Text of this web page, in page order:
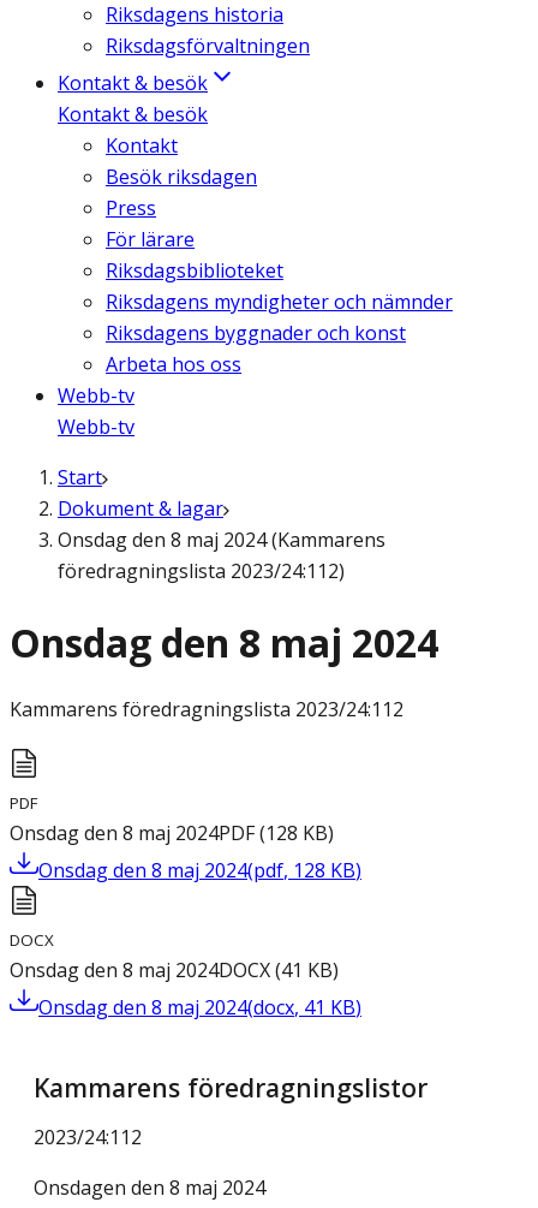
Riksdagens historia
Riksdagsförvaltningen
Kontakt & besök
Kontakt & besök
Kontakt
Besök riksdagen
Press
För lärare
Riksdagsbiblioteket
Riksdagens myndigheter och nämnder
Riksdagens byggnader och konst
Arbeta hos oss
Webb-tv
Webb-tv
Start
Dokument & lagar
Onsdag den 8 maj 2024 (Kammarens
föredragningslista 2023/24:112)
Onsdag den 8 maj 2024
Kammarens föredragningslista 2023/24:112
PDF
Onsdag den 8 maj 2024PDF(128 KB)
Onsdag den 8 maj 2024(pdf, 128 KB)
DOCX
Onsdag den 8 maj 2024DOCX(41 KB)
Onsdag den 8 maj 2024(docx, 41 KB)
Kammarens föredragningslistor
2023/24:112
Onsdagen den 8 maj 2024